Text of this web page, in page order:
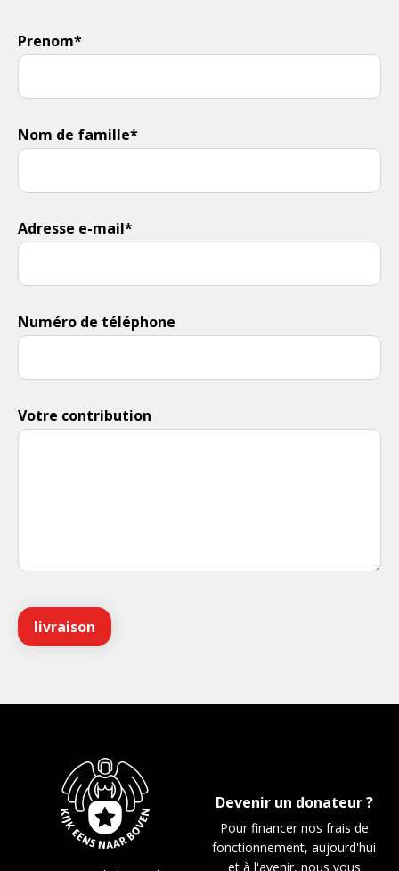
Prenom*
Nom de famille*
Adresse e-mail*
Numéro de téléphone
Votre contribution
Devenir un donateur ?
Pour financer nos frais de
fonctionnement, aujourd'hui
et à l'avenir, nous vous